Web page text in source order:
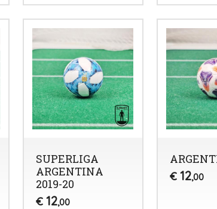
SUPERLIGA
ARGENTINA
2019-20
€ 12,00
€ 12,00